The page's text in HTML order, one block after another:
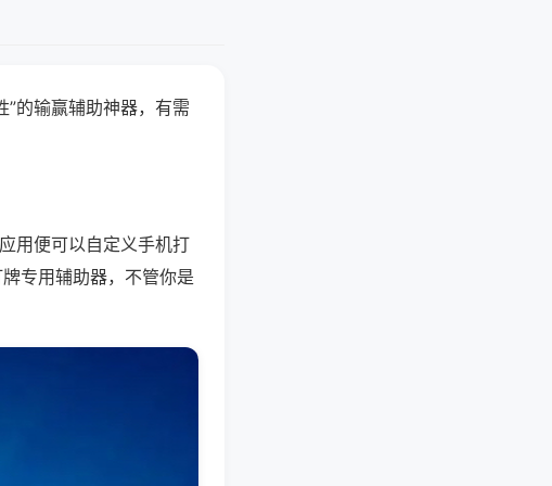
的输赢辅助神器，有需
用便可以自定义手机打
专用辅助器，不管你是